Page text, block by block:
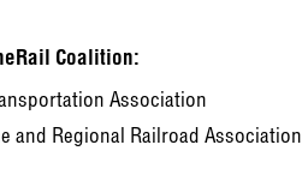
Coalition:
Association
and Regional Railroad Association